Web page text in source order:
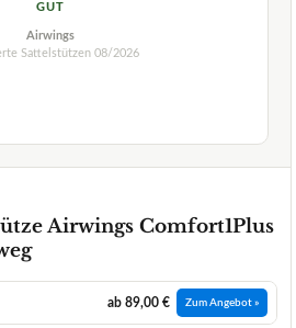
GUT
Airwings
Sattelstützen 08/2026
Airwings Comfort1Plus
ab 89,00 € Zum Angebot »